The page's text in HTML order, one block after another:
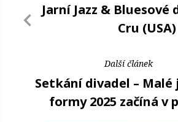
Jarní Jazz & Bluesové
Cru (USA)
Další článek
Setkání divadel –
formy 2025 začíná v